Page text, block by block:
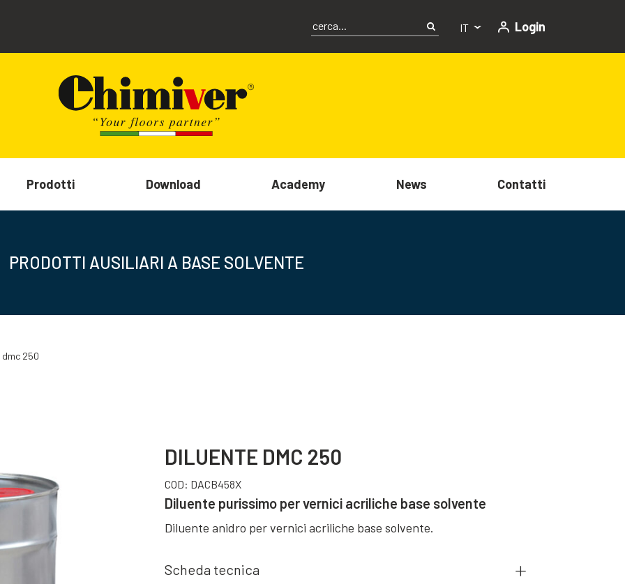
IT Login
Prodotti Download Academy News Contatti
PRODOTTI AUSILIARI A BASE SOLVENTE
dmc 250
DILUENTE DMC 250
COD: DACB458X
Diluente purissimo per vernici acriliche base solvente
Diluente anidro per vernici acriliche base solvente.
Scheda tecnica